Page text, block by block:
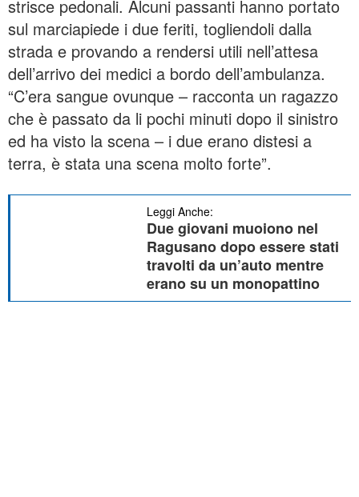
strisce pedonali. Alcuni passanti hanno portato
sul marciapiede i due feriti, togliendoli dalla
strada e provando a rendersi utili nell’attesa
dell’arrivo dei medici a bordo dell’ambulanza.
“C’era sangue ovunque – racconta un ragazzo
che è passato da li pochi minuti dopo il sinistro
ed ha visto la scena – i due erano distesi a
terra, è stata una scena molto forte”.
Leggi Anche:
Due giovani muoiono nel
Ragusano dopo essere stati
travolti da un’auto mentre
erano su un monopattino